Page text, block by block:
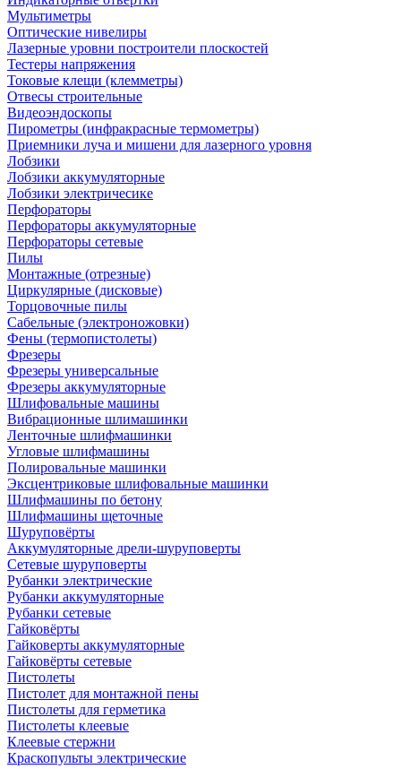
Мультиметры
Оптические нивелиры
Лазерные уровни построители плоскостей
Тестеры напряжения
Токовые клещи (клемметры)
Отвесы строительные
Видеоэндоскопы
Пирометры (инфракрасные термометры)
Приемники луча и мишени для лазерного уровня
Лобзики
Лобзики аккумуляторные
Лобзики электричесике
Перфораторы
Перфораторы аккумуляторные
Перфораторы сетевые
Пилы
Монтажные (отрезные)
Циркулярные (дисковые)
Торцовочные пилы
Сабельные (электроножовки)
Фены (термопистолеты)
Фрезеры
Фрезеры универсальные
Фрезеры аккумуляторные
Шлифовальные машины
Вибрационные шлимашинки
Ленточные шлифмашинки
Угловые шлифмашины
Полировальные машинки
Эксцентриковые шлифовальные машинки
Шлифмашины по бетону
Шлифмашины щеточные
Шуруповёрты
Аккумуляторные дрели-шуруповерты
Сетевые шуруповерты
Рубанки электрические
Рубанки аккумуляторные
Рубанки сетевые
Гайковёрты
Гайковерты аккумуляторные
Гайковёрты сетевые
Пистолеты
Пистолет для монтажной пены
Пистолеты для герметика
Пистолеты клеевые
Клеевые стержни
Краскопульты электрические